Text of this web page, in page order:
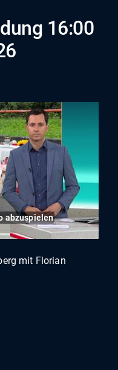
16:00
abzuspielen
mit Florian